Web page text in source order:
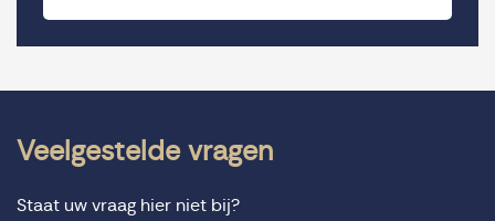
Veelgestelde vragen
Staat uw vraag hier niet bij?